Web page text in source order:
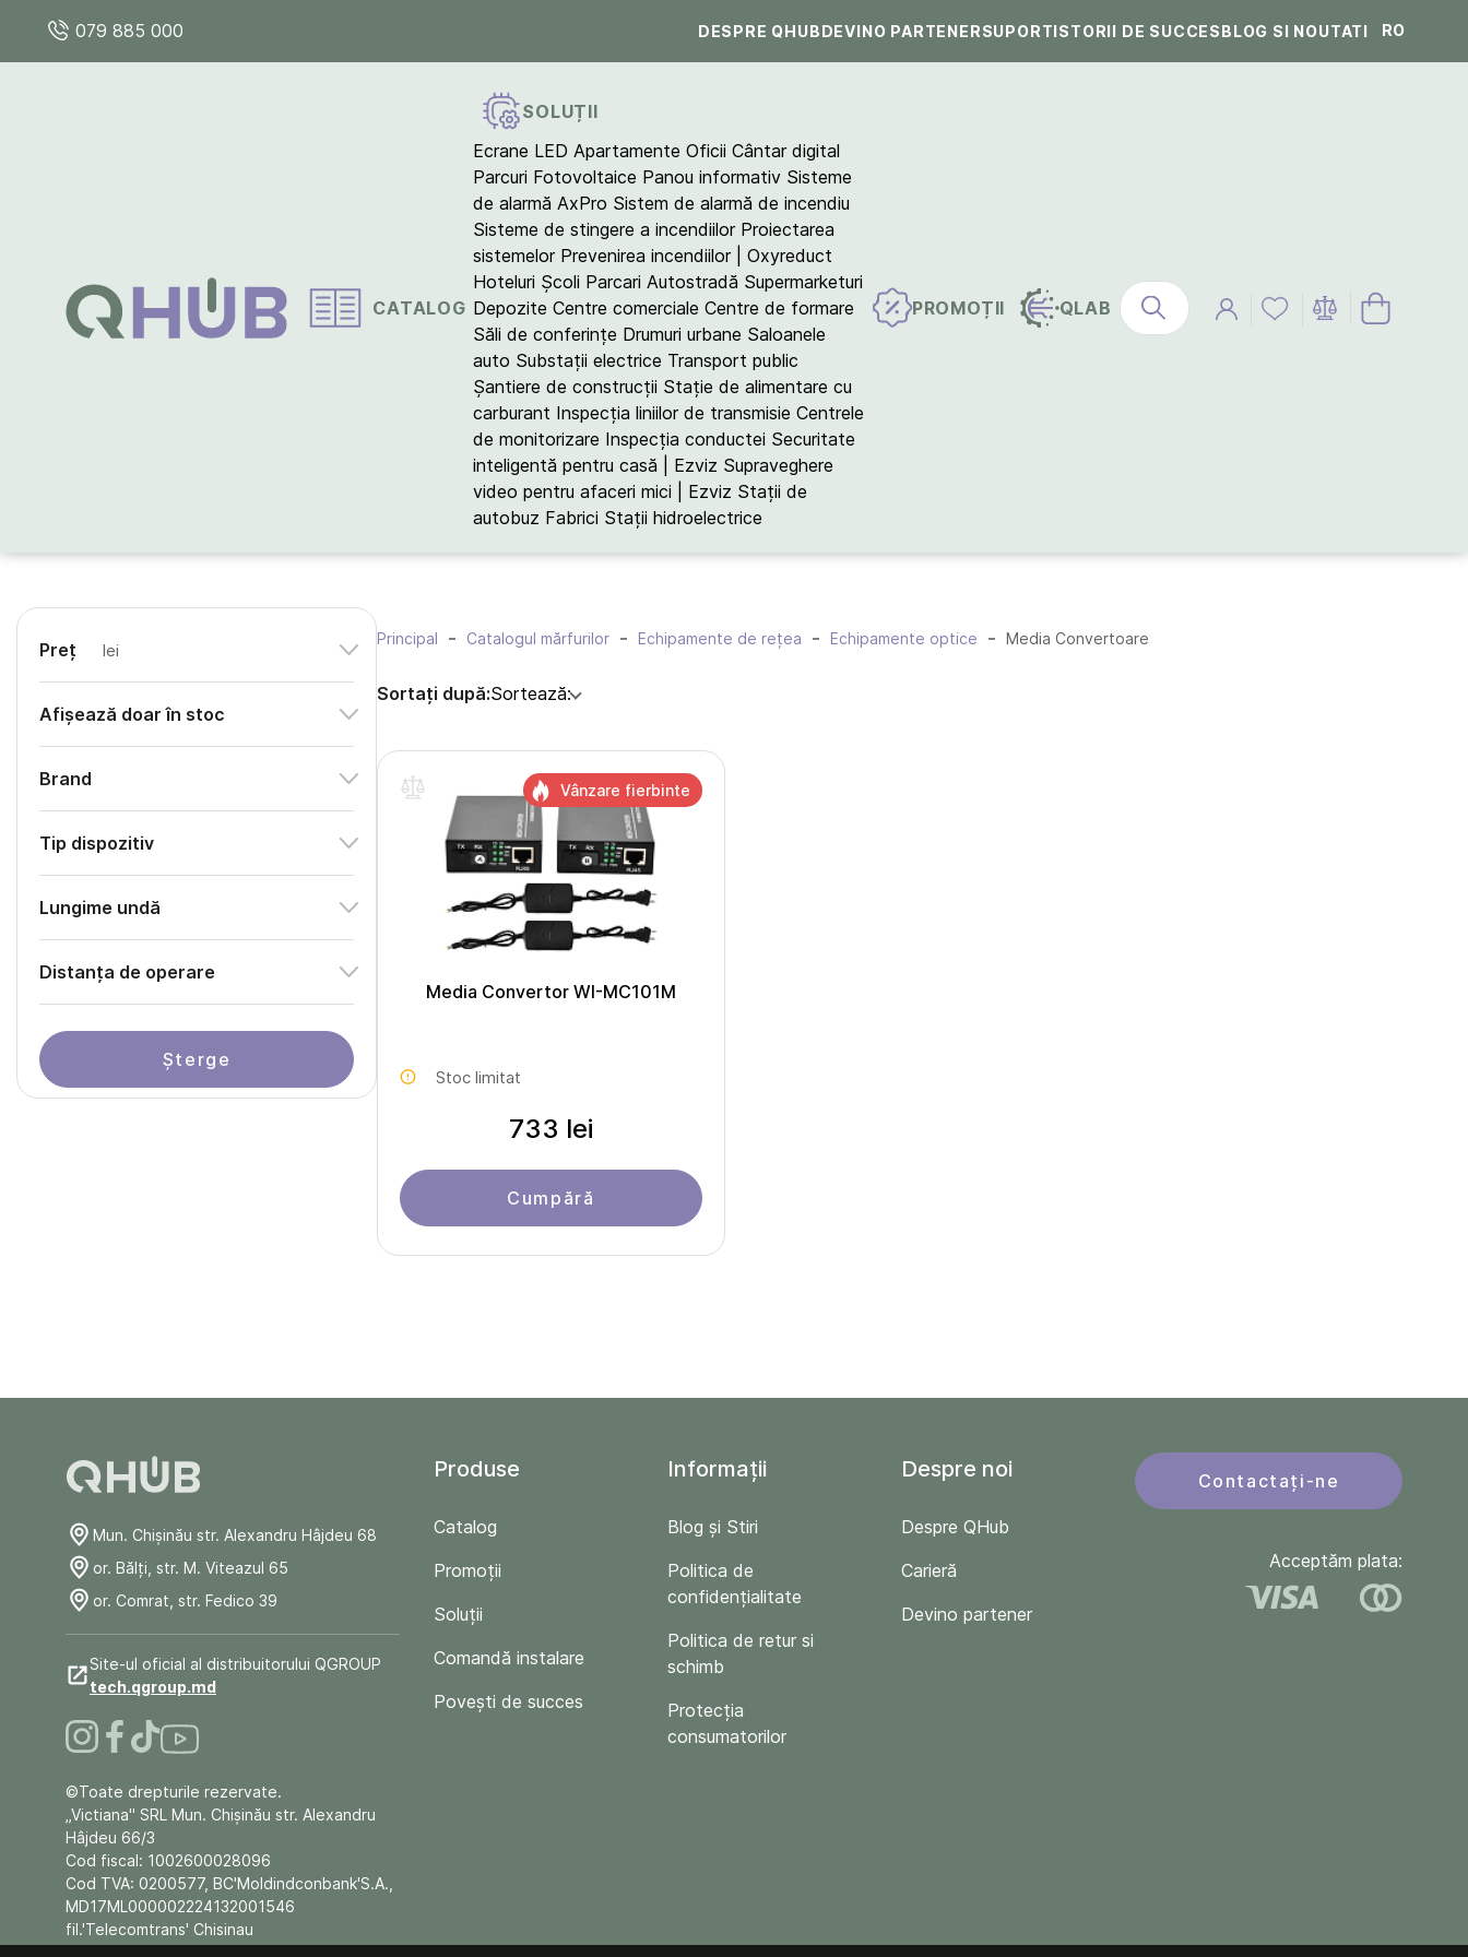
079 885 000 DESPRE QHUBDEVINO PARTENERSUPORTISTORII DE SUCCESBLOG SI NOUTATI RO
CATALOG
SOLUȚII
Ecrane LED Apartamente Oficii Cântar digital
Parcuri Fotovoltaice Panou informativ Sisteme
de alarmă AxPro Sistem de alarmă de incendiu
Sisteme de stingere a incendiilor Proiectarea
sistemelor Prevenirea incendiilor | Oxyreduct
Hoteluri Școli Parcari Autostradă Supermarketuri
Depozite Centre comerciale Centre de formare
Săli de conferințe Drumuri urbane Saloanele
auto Substații electrice Transport public
Șantiere de construcții Stație de alimentare cu
carburant Inspecția liniilor de transmisie Centrele
de monitorizare Inspecția conductei Securitate
inteligentă pentru casă | Ezviz Supraveghere
video pentru afaceri mici | Ezviz Stații de
autobuz Fabrici Stații hidroelectrice
PROMOȚII QLAB
Preț lei
Afișează doar în stoc
Brand
Tip dispozitiv
Lungime undă
Distanța de operare
Șterge
Principal Catalogul mărfurilor Echipamente de rețea Echipamente optice Media Convertoare
Sortați după:Sortează:
Media Convertor WI-MC101M
Stoc limitat
733 lei
Cumpără
Vânzare fierbinte
Mun. Chişinău str. Alexandru Hâjdeu 68
or. Bălți, str. M. Viteazul 65
or. Comrat, str. Fedico 39
Site-ul oficial al distribuitorului QGROUP
tech.qgroup.md
©Toate drepturile rezervate.
„Victiana" SRL Mun. Chişinău str. Alexandru
Hâjdeu 66/3
Cod fiscal: 1002600028096
Cod TVA: 0200577, BC'Moldindconbank'S.A.,
MD17ML000002224132001546
fil.'Telecomtrans' Chisinau
Produse
Catalog
Promoții
Soluții
Comandă instalare
Povești de succes
Informații
Blog și Stiri
Politica de
confidențialitate
Politica de retur si
schimb
Protecția
consumatorilor
Despre noi
Despre QHub
Carieră
Devino partener
Contactați-ne
Acceptăm plata: